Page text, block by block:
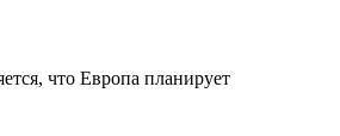
что Европа планирует